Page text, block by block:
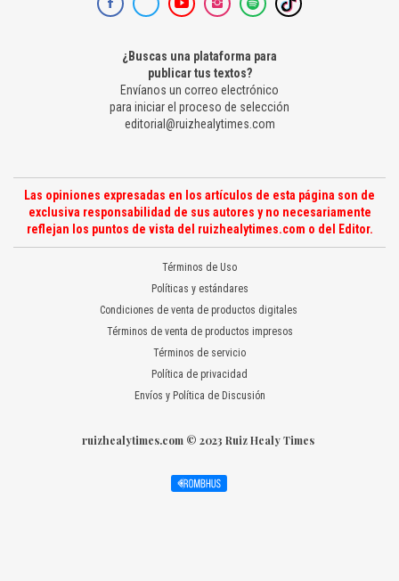
¿Buscas una plataforma para
publicar tus textos?
Envíanos un correo electrónico
para iniciar el proceso de selección
editorial@ruizhealytimes.com
Las opiniones expresadas en los artículos de esta página son de
exclusiva responsabilidad de sus autores y no necesariamente
reflejan los puntos de vista del ruizhealytimes.com o del Editor.
Términos de Uso
Políticas y estándares
Condiciones de venta de productos digitales
Términos de venta de productos impresos
Términos de servicio
Política de privacidad
Envíos y Política de Discusión
ruizhealytimes.com © 2023 Ruiz Healy Times